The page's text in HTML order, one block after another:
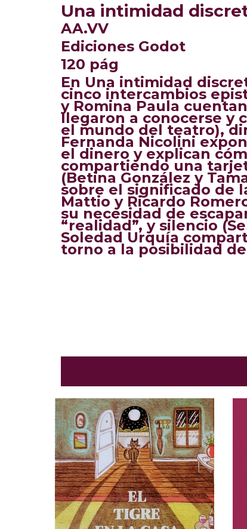
Una intimidad
AA.VV
Ediciones Godot
120 pág
En Una intimidad
cinco intercambios
y Romina Paula
llegaron a conocerse y
el mundo del teatro),
Fernanda Nicolini
el dinero y explican
compartiendo una
(Betina González y
sobre el significado de
Mattio y Ricardo
su necesidad de
“realidad”, y silencio
Soledad Urquía
torno a la posibilidad